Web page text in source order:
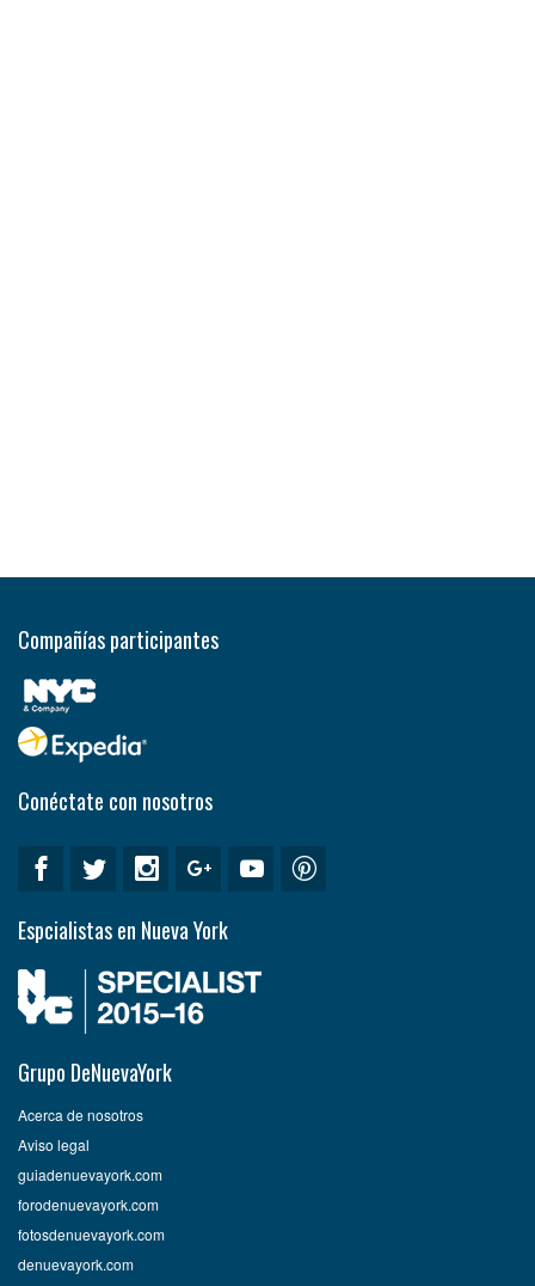
Compañías participantes
Conéctate con nosotros
Espcialistas en Nueva York
Grupo DeNuevaYork
Acerca de nosotros
Aviso legal
guiadenuevayork.com
forodenuevayork.com
fotosdenuevayork.com
denuevayork.com